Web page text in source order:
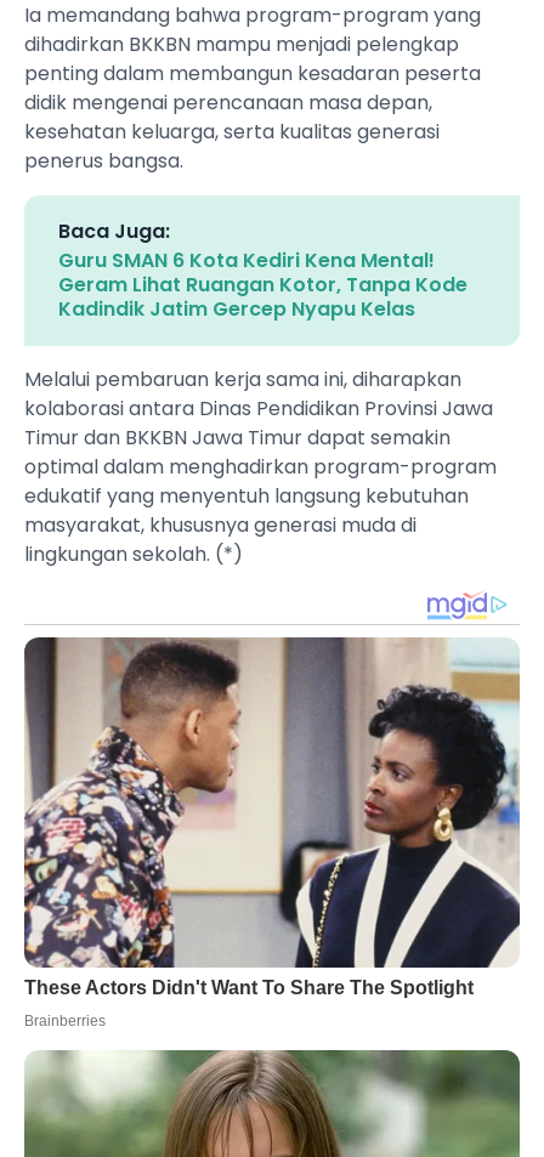
Ia memandang bahwa program-program yang
dihadirkan BKKBN mampu menjadi pelengkap
penting dalam membangun kesadaran peserta
didik mengenai perencanaan masa depan,
kesehatan keluarga, serta kualitas generasi
penerus bangsa.
Baca Juga:
Guru SMAN 6 Kota Kediri Kena Mental!
Geram Lihat Ruangan Kotor, Tanpa Kode
Kadindik Jatim Gercep Nyapu Kelas
Melalui pembaruan kerja sama ini, diharapkan
kolaborasi antara Dinas Pendidikan Provinsi Jawa
Timur dan BKKBN Jawa Timur dapat semakin
optimal dalam menghadirkan program-program
edukatif yang menyentuh langsung kebutuhan
masyarakat, khususnya generasi muda di
lingkungan sekolah. (*)